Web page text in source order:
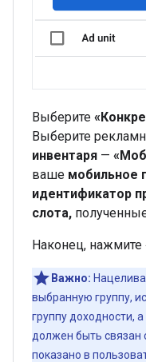
Выберите
Выберите
инвентаря —
ваше мобильное
идентификатор
слота,
Наконец, нажмите
Важно:
выбранную группу,
группу доходности, а
должен быть связан
показано в